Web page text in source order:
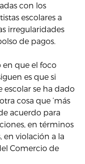
con los
escolares a
irregularidades
de pagos.
en que el foco
es que si
se ha dado
cosa que ‘más
acuerdo para
en términos
en violación a la
Comercio de